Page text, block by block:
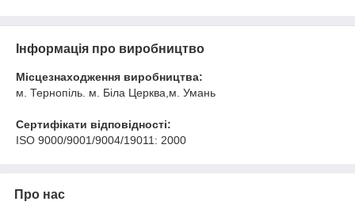
Інформація про виробництво
Місцезнаходження виробництва:
м. Тернопіль. м. Біла Церква,м. Умань
Сертифікати відповідності:
ISO 9000/9001/9004/19011: 2000
Про нас